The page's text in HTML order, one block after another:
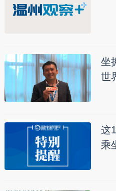
坐
世
这
乘